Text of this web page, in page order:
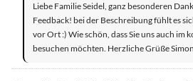
Liebe Familie Seidel, ganz besonderen
Feedback! bei der Beschreibung fühlt es
vor Ort :) Wie schön, dass Sie uns auch im
besuchen möchten. Herzliche Grüße